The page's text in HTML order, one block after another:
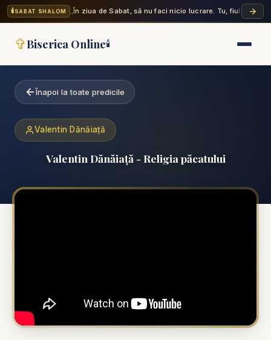
🕯️SABAT SHALOM „În ziua de Sabat, să nu faci nicio lucrare. Tu, fiul tău,
✞Biserica Online🕯️
Înapoi la toate predicile
Valentin Dănăiață
Valentin Dănăiață - Religia păcatului